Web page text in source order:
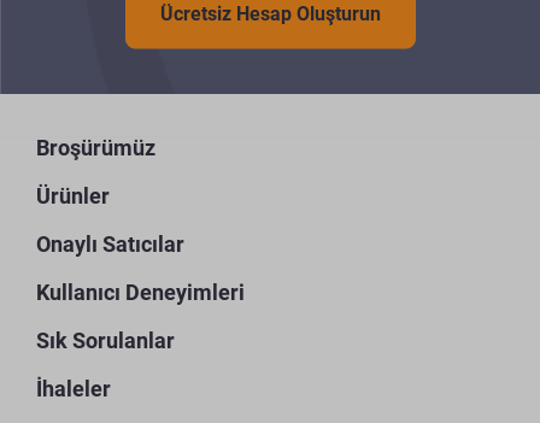
Ücretsiz Hesap Oluşturun
Broşürümüz
Ürünler
Onaylı Satıcılar
Kullanıcı Deneyimleri
Sık Sorulanlar
İhaleler